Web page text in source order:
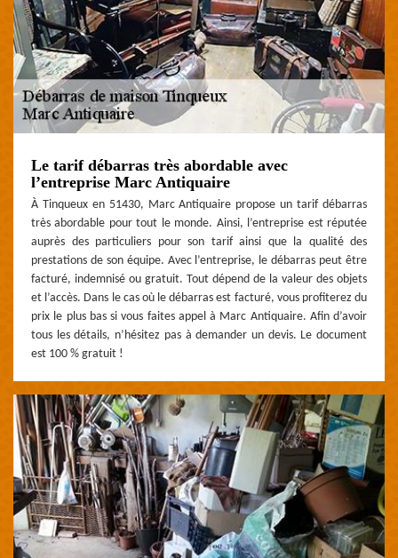
Le tarif débarras très abordable avec
l’entreprise Marc Antiquaire
À Tinqueux en 51430, Marc Antiquaire propose un tarif débarras
très abordable pour tout le monde. Ainsi, l’entreprise est réputée
auprès des particuliers pour son tarif ainsi que la qualité des
prestations de son équipe. Avec l’entreprise, le débarras peut être
facturé, indemnisé ou gratuit. Tout dépend de la valeur des objets
et l’accès. Dans le cas où le débarras est facturé, vous profiterez du
prix le plus bas si vous faites appel à Marc Antiquaire. Afin d’avoir
tous les détails, n’hésitez pas à demander un devis. Le document
est 100 % gratuit !